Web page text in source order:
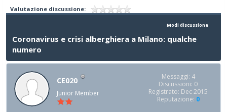
Valutazione discussione:
Modi discussione
Coronavirus e crisi alberghiera a Milano: qualche
numero
CE020
Junior Member
Messaggi: 4
Discussioni: 0
Registrato: Dec 2015
Reputazione: 0